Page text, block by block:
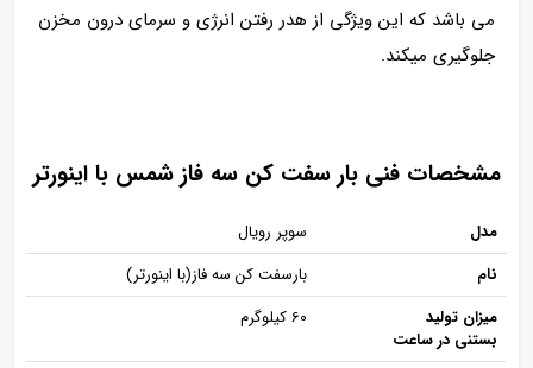
می باشد که این ویژگی از هدر رفتن انرژی و سرمای درون مخزن
جلوگیری میکند.
مشخصات فنی بار سفت کن سه فاز شمس با اینورتر
مدل
سوپر رویال
نام
بارسفت کن سه فاز(با اینورتر)
میزان تولید
بستنی در ساعت
60 کیلوگرم